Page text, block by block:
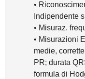
•
Indipendente
• Misuraz.
• Misurazioni
medie,
PR; durata
formula di